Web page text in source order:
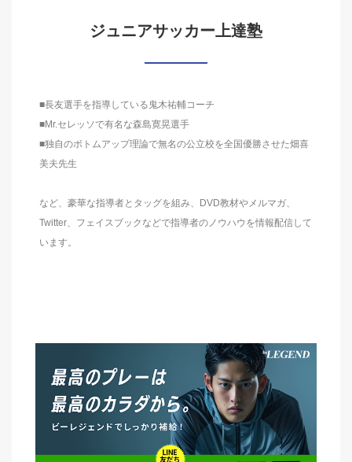
ジュニアサッカー上達塾
■長友選手を指導している鬼木祐輔コーチ
■Mr.セレッソで有名な森島寛晃選手
■独自のボトムアップ理論で無名の公立校を全国優勝させた畑喜
美夫先生
など、豪華な指導者とタッグを組み、DVD教材やメルマガ、
Twitter、フェイスブックなどで指導者のノウハウを情報配信して
います。